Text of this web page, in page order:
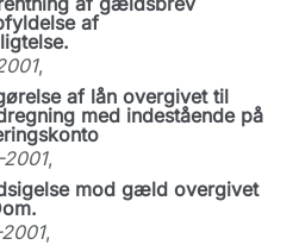
af
,
af lån overgivet til
med indestående på
,
mod gæld overgivet
,